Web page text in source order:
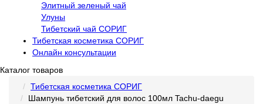
Элитный зеленый чай
Улуны
Тибетский чай СОРИГ
Тибетская косметика СОРИГ
Онлайн консультации
Каталог товаров
Тибетская косметика СОРИГ
Шампунь тибетский для волос 100мл Tachu-daegu